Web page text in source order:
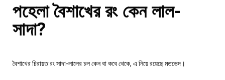
পহেলা বৈশাখের রং কেন লাল-
সাদা?
বৈশাখের চিরায়ত রং সাদা-লালের চল কেন বা কবে থেকে, এ নিয়ে রয়েছে মতভেদ।